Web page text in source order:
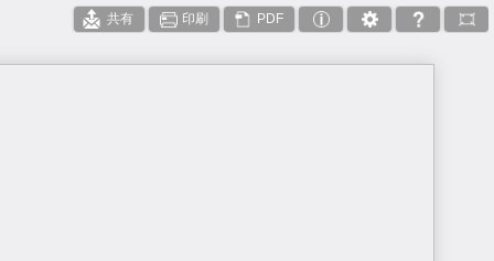
共有 印刷 PDF